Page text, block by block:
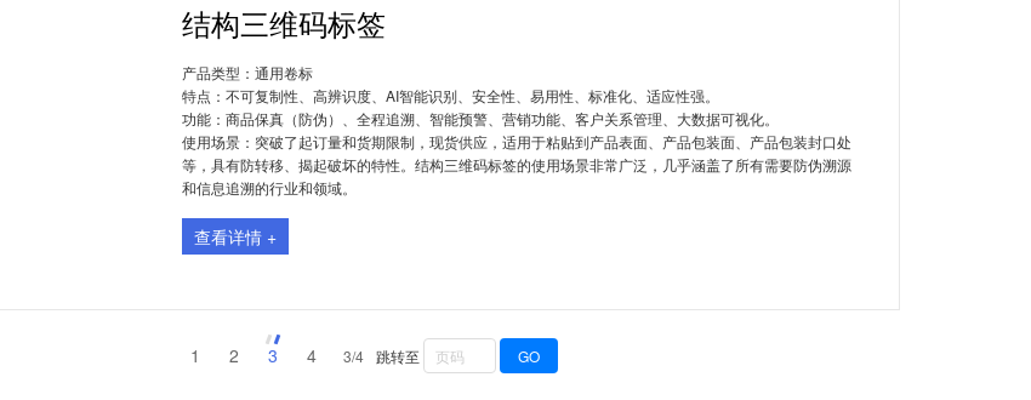
结构三维码标签
产品类型： 通用卷标
特点： 不可复制性、高辨识度、AI智能识别、安全性、易用性、标准化、适应性强。
功能： 商品保真（防伪）、全程追溯、智能预警、营销功能、客户关系管理、大数据可视化。
使用场景： 突破了起订量和货期限制，现货供应，适用于粘贴到产品表面、产品包装面、产品包装封口处
等，具有防转移、揭起破坏的特性。结构三维码标签的使用场景非常广泛，几乎涵盖了所有需要防伪溯源
和信息追溯的行业和领域。
查看详情 +
1 2 3 4 3/4 跳转至 GO